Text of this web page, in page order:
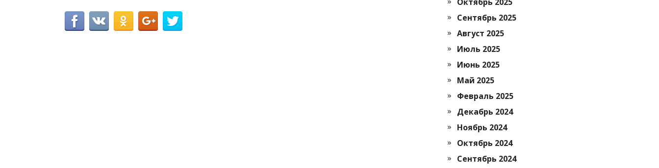
Сентябрь 2025
Август 2025
Июль 2025
Июнь 2025
Май 2025
Февраль 2025
Декабрь 2024
Ноябрь 2024
Октябрь 2024
Сентябрь 2024